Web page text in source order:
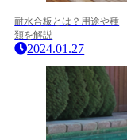
耐水合板とは？用途や種
類を解説
2024.01.27